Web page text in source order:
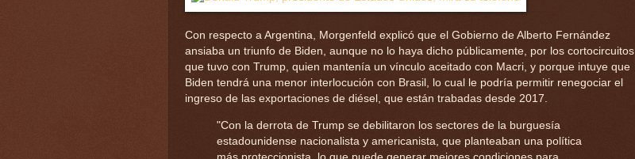
Con respecto a Argentina, Morgenfeld explicó que el Gobierno de Alberto Fernández
ansiaba un triunfo de Biden, aunque no lo haya dicho públicamente, por los cortocircuitos
que tuvo con Trump, quien mantenía un vínculo aceitado con Macri, y porque intuye que
Biden tendrá una menor interlocución con Brasil, lo cual le podría permitir renegociar el
ingreso de las exportaciones de diésel, que están trabadas desde 2017.
"Con la derrota de Trump se debilitaron los sectores de la burguesía
estadounidense nacionalista y americanista, que planteaban una política